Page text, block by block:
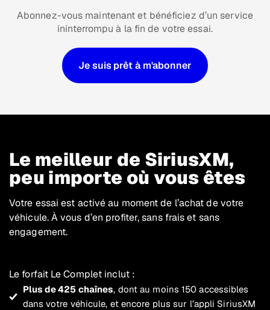
Abonnez-vous maintenant et bénéficiez d’un service
ininterrompu à la fin de votre essai.
Je suis prêt à m'abonner
Le meilleur de SiriusXM,
peu importe où vous êtes
Votre essai est activé au moment de l’achat de votre
véhicule. À vous d’en profiter, sans frais et sans
engagement.
Le forfait Le Complet inclut :
Plus de 425 chaînes, dont au moins 150 accessibles
dans votre véhicule, et encore plus sur l’appli SiriusXM